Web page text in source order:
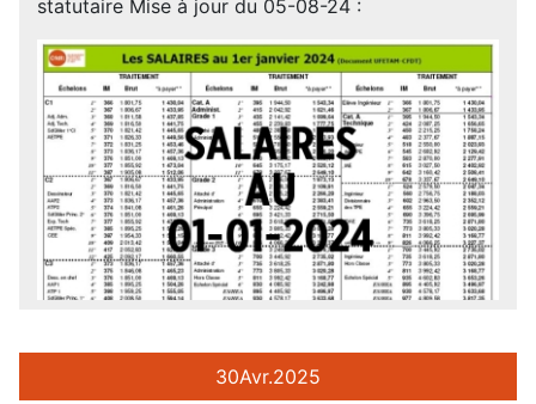
statutaire Mise à jour du 05-08-24 :
30Avr.2025